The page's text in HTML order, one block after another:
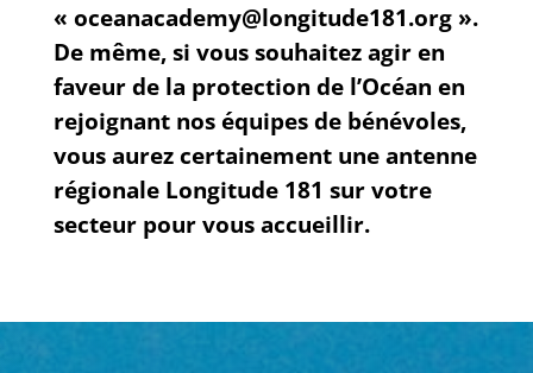
« oceanacademy@longitude181.org ».
De même, si vous souhaitez agir en
faveur de la protection de l’Océan en
rejoignant nos équipes de bénévoles,
vous aurez certainement une antenne
régionale Longitude 181 sur votre
secteur pour vous accueillir.